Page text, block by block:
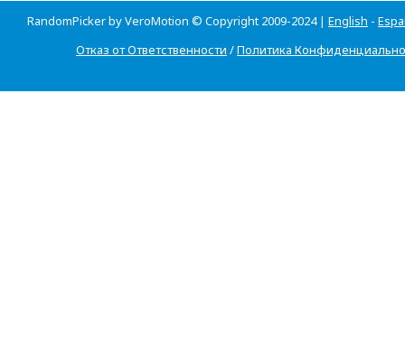
RandomPicker by VeroMotion © Copyright 2009-2024 | English -
Отказ от Ответственности /Политика